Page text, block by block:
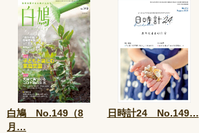
白鳩 No.149（8
月 …
日時計24 No.149…